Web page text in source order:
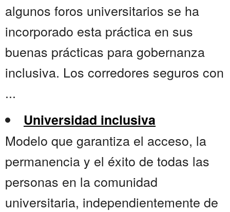
algunos foros universitarios se ha
incorporado esta práctica en sus
buenas prácticas para gobernanza
inclusiva. Los corredores seguros con
...
Universidad inclusiva
Modelo que garantiza el acceso, la
permanencia y el éxito de todas las
personas en la comunidad
universitaria, independientemente de